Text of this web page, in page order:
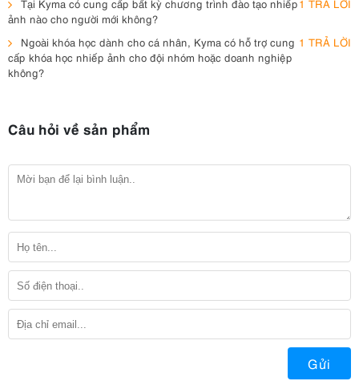
Tại Kyma có cung cấp bất kỳ chương trình đào tạo nhiếp
ảnh nào cho người mới không?
1 TRẢ LỜI
Ngoài khóa học dành cho cá nhân, Kyma có hỗ trợ cung
cấp khóa học nhiếp ảnh cho đội nhóm hoặc doanh nghiệp
không?
1 TRẢ LỜI
Câu hỏi về sản phẩm
Gửi